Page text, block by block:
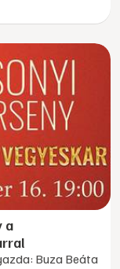
a
Buza Beáta